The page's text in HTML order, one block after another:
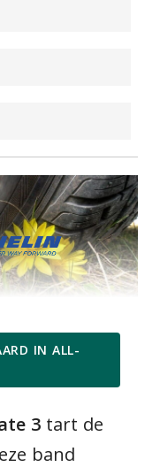
IN ALL-
3tart de
band